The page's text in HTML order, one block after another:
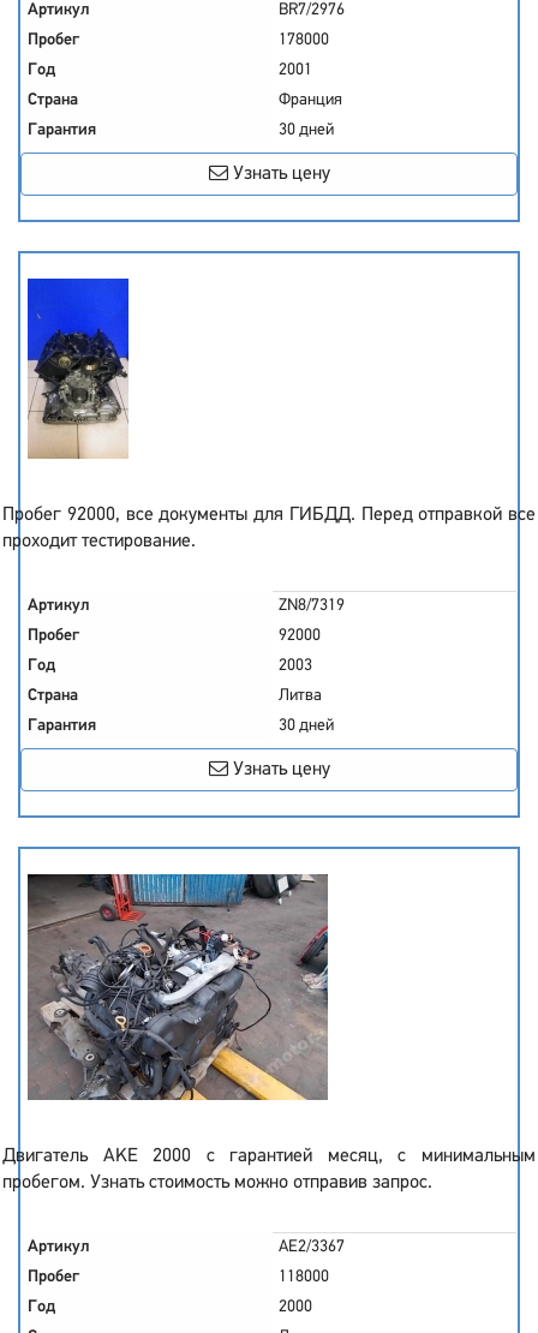
Артикул
BR7/2976
Пробег
178000
Год
2001
Страна
Франция
Гарантия
30 дней
Узнать цену
Пробег 92000, все документы для ГИБДД. Перед отправкой все
проходит тестирование.
Артикул
ZN8/7319
Пробег
92000
Год
2003
Страна
Литва
Гарантия
30 дней
Узнать цену
Двигатель AKE 2000 с гарантией месяц, с минимальным
пробегом. Узнать стоимость можно отправив запрос.
Артикул
AE2/3367
Пробег
118000
Год
2000